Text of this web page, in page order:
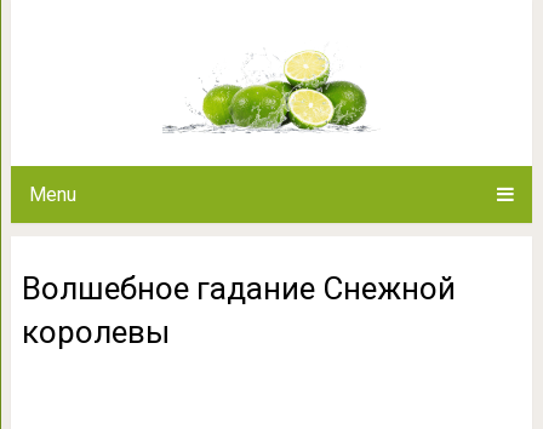
Menu
Волшебное гадание Снежной
королевы